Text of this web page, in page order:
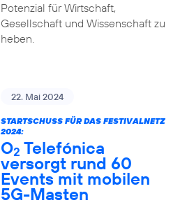
Potenzial für Wirtschaft,
Gesellschaft und Wissenschaft zu
heben.
22. Mai 2024
STARTSCHUSS FÜR DAS FESTIVALNETZ
2024:
O2 Telefónica
versorgt rund 60
Events mit mobilen
5G-Masten